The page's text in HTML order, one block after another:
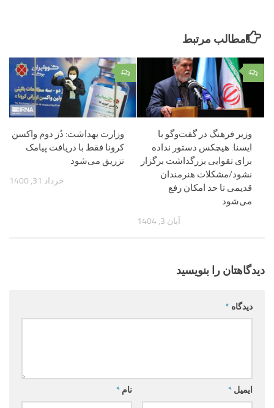
مطالب مرتبط
۰
وزارت بهداشت: دُز دوم واکسن
کرونا فقط با دریافت پیامک
تزریق می‌شود
خرداد 31, 1400
۰
وزیر فرهنگ در گفت‌وگو با
ایسنا: هیچکس دستور نداده
برای تقوایی بزرگداشت برگزار
نشود/مشکلات هنرمندان
قدیمی تا حد امکان رفع
می‌شود
آبان 3, 1404
دیدگاهتان را بنویسید
دیدگاه *
نام * ایمیل *